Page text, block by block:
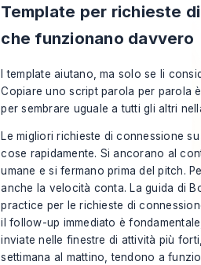
Template per richieste
che funzionano davvero
I template aiutano, ma solo se li
Copiare uno script parola per parola
per sembrare uguale a tutti gli altri
Le migliori richieste di connessione
cose rapidamente. Si ancorano al
umane e si fermano prima del pitch.
anche la velocità conta. Laguida di
practice per le richieste di
il follow-up immediato è
inviate nelle finestre di attività più
settimana al mattino, tendono a